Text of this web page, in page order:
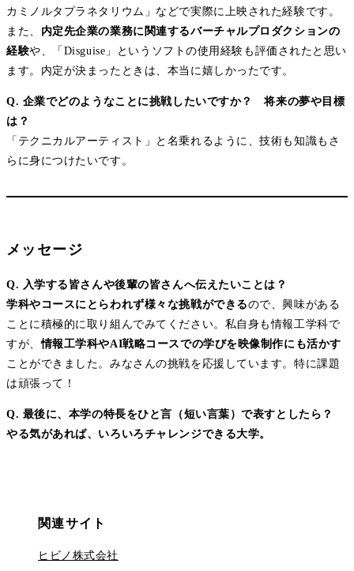
カミノルタプラネタリウム」などで実際に上映された経験です。
また、 内定先企業の業務に関連するバーチャルプロダクションの
経験や、「Disguise」というソフトの使用経験も評価されたと思い
ます。内定が決まったときは、本当に嬉しかったです。
Q. 企業でどのようなことに挑戦したいですか？ 将来の夢や目標
は？
「テクニカルアーティスト」と名乗れるように、技術も知識もさ
らに身につけたいです。
メッセージ
Q. 入学する皆さんや後輩の皆さんへ伝えたいことは？
学科やコースにとらわれず様々な挑戦ができるので、興味がある
ことに積極的に取り組んでみてください。私自身も情報工学科で
すが、情報工学科やAI戦略コースでの学びを映像制作にも活かす
ことができました。みなさんの挑戦を応援しています。特に課題
は頑張って！
Q. 最後に、本学の特長をひと言（短い言葉）で表すとしたら？
やる気があれば、いろいろチャレンジできる大学。
関連サイト
ヒビノ株式会社